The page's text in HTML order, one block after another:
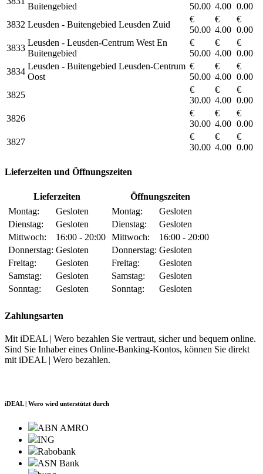
Buitengebied
50.00 4.00 0.00
3832 Leusden - Buitengebied Leusden Zuid
€
50.00
€
4.00
€
0.00
3833
Leusden - Leusden-Centrum West En
Buitengebied
€
50.00
€
4.00
€
0.00
3834
Leusden - Buitengebied Leusden-Centrum
Oost
€
50.00
€
4.00
€
0.00
3825
€
30.00
€
4.00
€
0.00
3826
€
30.00
€
4.00
€
0.00
3827
€
30.00
€
4.00
€
0.00
Lieferzeiten und Öffnungszeiten
Lieferzeiten
Öffnungszeiten
Montag:
Gesloten
Dienstag:
Gesloten
Mittwoch:
16:00 - 20:00
Donnerstag: Gesloten
Freitag:
Gesloten
Samstag:
Gesloten
Sonntag:
Gesloten
Montag:
Gesloten
Dienstag:
Gesloten
Mittwoch:
16:00 - 20:00
Donnerstag: Gesloten
Freitag:
Gesloten
Samstag:
Gesloten
Sonntag:
Gesloten
Zahlungsarten
Mit iDEAL | Wero bezahlen Sie vertraut, sicher und bequem online.
Sind Sie Inhaber eines Online-Banking-Kontos, können Sie direkt
mit iDEAL | Wero bezahlen.
iDEAL | Wero wird unterstützt durch
ABN AMRO
ING
Rabobank
ASN Bank